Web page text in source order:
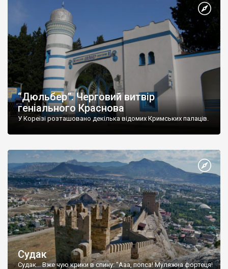
“Дюльбер”. Черговий витвір
геніального Краснова
У Кореїзі розташовано декілька відомих Кримських палаців.
Судак
Судак... Вже чую крики в спину: "Ааа, попса! Муляжна фортеця!